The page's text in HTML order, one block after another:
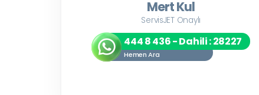
Mert Kul
ServisJET Onaylı
444 8 436 - Dahili : 28227
Hemen Ara